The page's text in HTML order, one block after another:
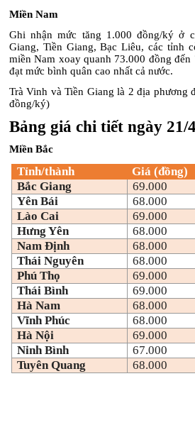
Miền Nam
Ghi nhận mức tăng 1.000 đồng/ký ở
Giang, Tiền Giang, Bạc Liêu, các tỉnh
miền Nam xoay quanh 73.000 đồng
đạt mức bình quân cao nhất cả nước.
Trà Vinh và Tiền Giang là 2 địa phương
đồng/ký)
Bảng giá chi tiết ngày 21/4
Miền Bắc
Tỉnh/thành Giá (đồng)
Bắc Giang
69.000
Yên Bái
68.000
Lào Cai
69.000
Hưng Yên
68.000
Nam Định
68.000
Thái Nguyên
68.000
Phú Thọ
69.000
Thái Bình
69.000
Hà Nam
68.000
Vĩnh Phúc
68.000
Hà Nội
69.000
Ninh Bình
67.000
Tuyên Quang
68.000